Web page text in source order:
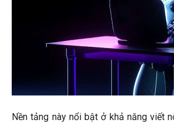
Nền tảng này nổi bật ở khả năng viết